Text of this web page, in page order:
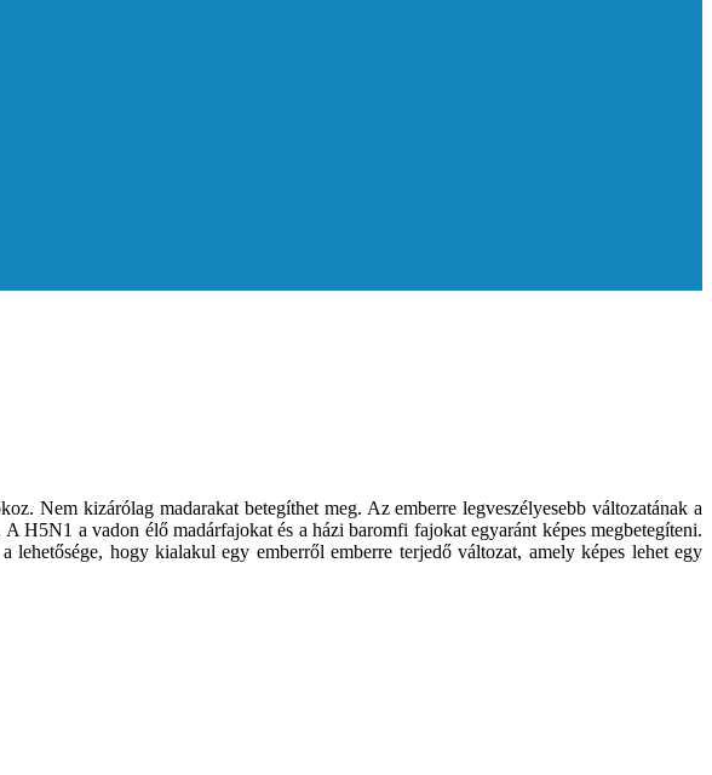
Nem kizárólag madarakat betegíthet meg. Az emberre legveszélyesebb változatának a
H5N1 a vadon élő madárfajokat és a házi baromfi fajokat egyaránt képes megbetegíteni.
hogy kialakul egy emberről emberre terjedő változat, amely képes lehet egy